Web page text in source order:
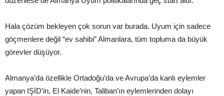
Hala çözüm bekleyen çok sorun var burada. Uyum için sadece
göçmenlere değil “ev sahibi” Almanlara, tüm topluma da büyük
görevler düşüyor.
Almanya’da özellikle Ortadoğu’da ve Avrupa’da kanlı eylemler
yapan IŞİD’in, El Kaide’nin, Taliban’ın eylemlerinden dolayı